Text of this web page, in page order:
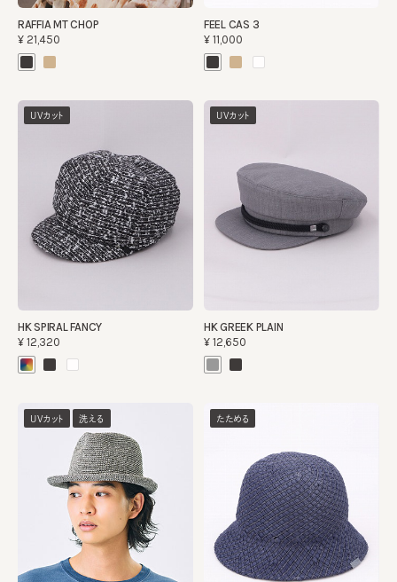
RAFFIA MT CHOP
¥21,450
FEEL CAS 3
¥11,000
UVカット
HK SPIRAL FANCY
¥12,320
UVカット
HK GREEK PLAIN
¥12,650
UVカット 洗える たためる